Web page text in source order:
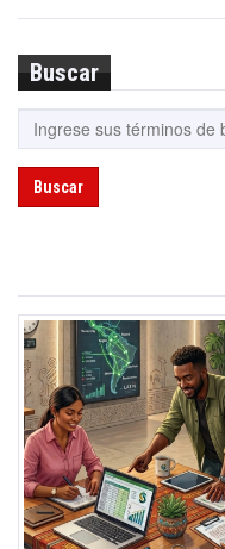
Buscar
Buscar